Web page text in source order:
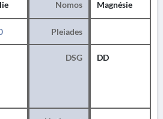
Nomos Magnésie
Pleiades
DSG DD